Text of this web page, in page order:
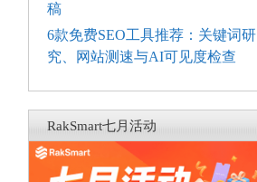
稿
6款免费SEO工具推荐：关键词研
究、网站测速与AI可见度检查
RakSmart七月活动